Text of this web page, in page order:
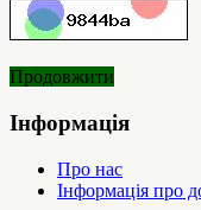
Продовжити
Інформація
Про нас
Інформація про